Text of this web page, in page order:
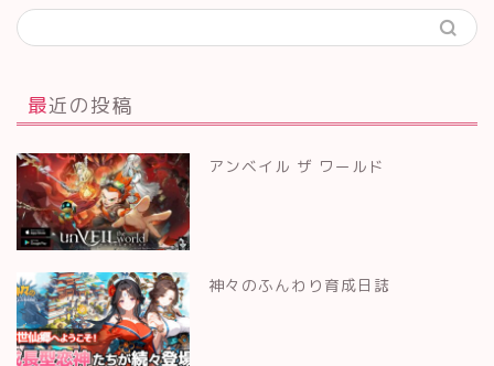
最近の投稿
アンベイル ザ ワールド
神々のふんわり育成日誌